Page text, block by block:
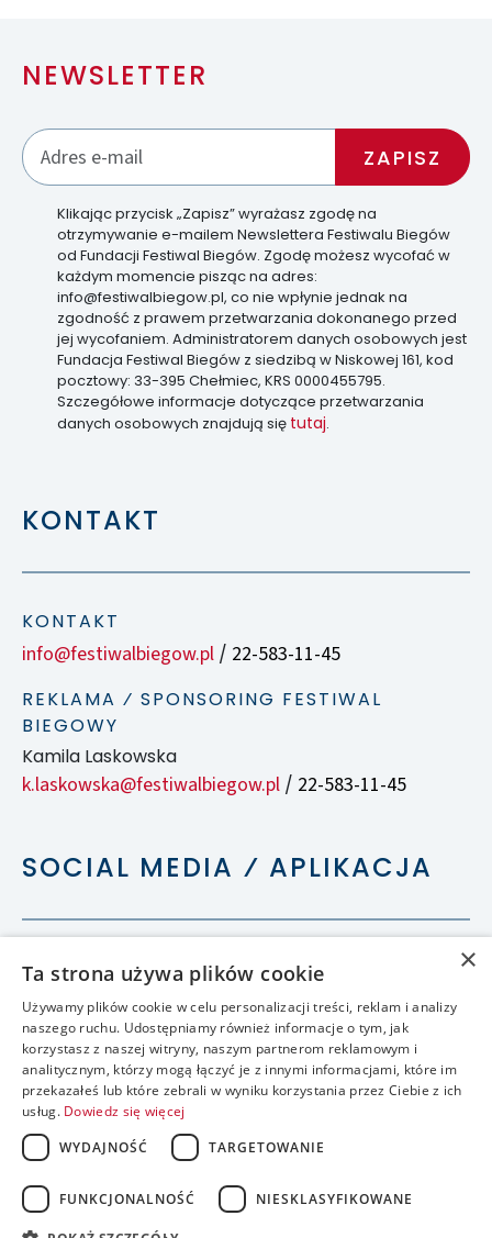
NEWSLETTER
Klikając przycisk „Zapisz” wyrażasz zgodę na
otrzymywanie e-mailem Newslettera Festiwalu Biegów
od Fundacji Festiwal Biegów. Zgodę możesz wycofać w
każdym momencie pisząc na adres:
info@festiwalbiegow.pl, co nie wpłynie jednak na
zgodność z prawem przetwarzania dokonanego przed
jej wycofaniem. Administratorem danych osobowych jest
Fundacja Festiwal Biegów z siedzibą w Niskowej 161, kod
pocztowy: 33-395 Chełmiec, KRS 0000455795.
Szczegółowe informacje dotyczące przetwarzania
danych osobowych znajdują się tutaj.
KONTAKT
KONTAKT
info@festiwalbiegow.pl / 22-583-11-45
REKLAMA ⁄ SPONSORING FESTIWAL
BIEGOWY
Kamila Laskowska
k.laskowska@festiwalbiegow.pl / 22-583-11-45
SOCIAL MEDIA ⁄ APLIKACJA
×
Ta strona używa plików cookie
Używamy plików cookie w celu personalizacji treści, reklam i analizy
naszego ruchu. Udostępniamy również informacje o tym, jak
korzystasz z naszej witryny, naszym partnerom reklamowym i
analitycznym, którzy mogą łączyć je z innymi informacjami, które im
przekazałeś lub które zebrali w wyniku korzystania przez Ciebie z ich
usług. Dowiedz się więcej
WYDAJNOŚĆ
TARGETOWANIE
FUNKCJONALNOŚĆ NIESKLASYFIKOWANE